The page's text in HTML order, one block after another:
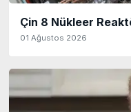
Çin 8 Nükleer
01 Ağustos 2026